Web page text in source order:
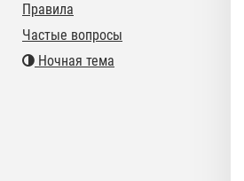
Правила
Частые вопросы
Ночная тема